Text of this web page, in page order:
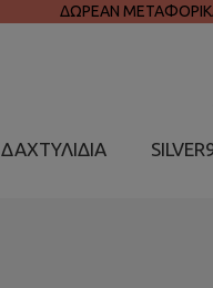
ΔΩΡΕΑΝ
ΔΑΧΤΥΛΙΔΙΑ